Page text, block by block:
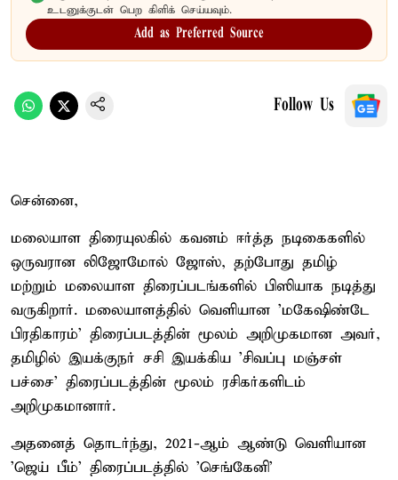
உடனுக்குடன் பெற கிளிக் செய்யவும்.
Add as Preferred Source
Follow Us
சென்னை,
மலையாள திரையுலகில் கவனம் ஈர்த்த நடிகைகளில்
ஒருவரான லிஜோமோல் ஜோஸ், தற்போது தமிழ்
மற்றும் மலையாள திரைப்படங்களில் பிஸியாக நடித்து
வருகிறார். மலையாளத்தில் வெளியான 'மகேஷிண்டே
பிரதிகாரம்' திரைப்படத்தின் மூலம் அறிமுகமான அவர்,
தமிழில் இயக்குநர் சசி இயக்கிய 'சிவப்பு மஞ்சள்
பச்சை' திரைப்படத்தின் மூலம் ரசிகர்களிடம்
அறிமுகமானார்.
அதனைத் தொடர்ந்து, 2021-ஆம் ஆண்டு வெளியான
'ஜெய் பீம்' திரைப்படத்தில் 'செங்கேனி'